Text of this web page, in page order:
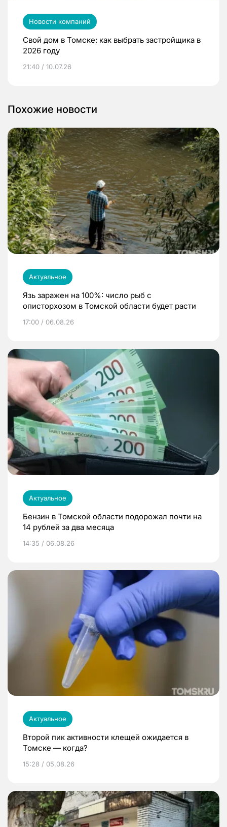
Новости компаний
Свой дом в Томске: как выбрать застройщика в
2026 году
21:40 / 10.07.26
Похожие новости
Актуальное
Язь заражен на 100%: число рыб с
описторхозом в Томской области будет расти
17:00 / 06.08.26
Актуальное
Бензин в Томской области подорожал почти на
14 рублей за два месяца
14:35 / 06.08.26
Актуальное
Второй пик активности клещей ожидается в
Томске — когда?
15:28 / 05.08.26